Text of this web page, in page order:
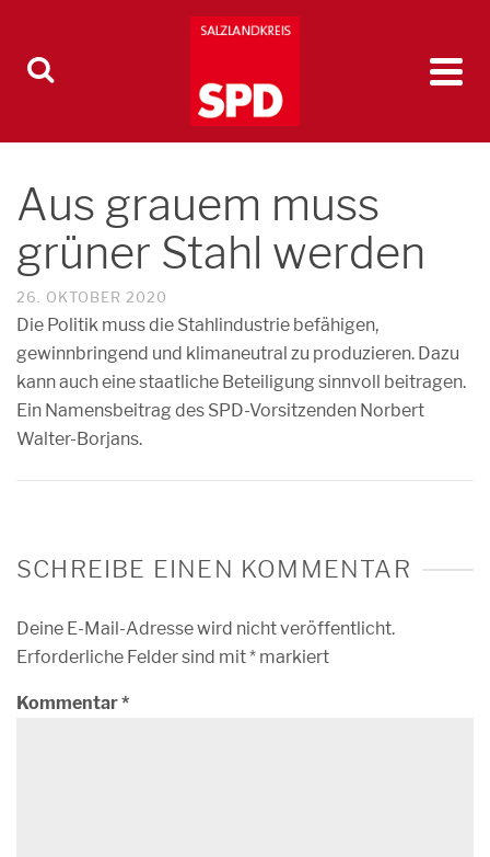
Aus grauem muss
grüner Stahl werden
26. OKTOBER 2020
Die Politik muss die Stahlindustrie befähigen,
gewinnbringend und klimaneutral zu produzieren. Dazu
kann auch eine staatliche Beteiligung sinnvoll beitragen.
Ein Namensbeitrag des SPD-Vorsitzenden Norbert
Walter-Borjans.
SCHREIBE EINEN KOMMENTAR
Deine E-Mail-Adresse wird nicht veröffentlicht.
Erforderliche Felder sind mit* markiert
Kommentar*